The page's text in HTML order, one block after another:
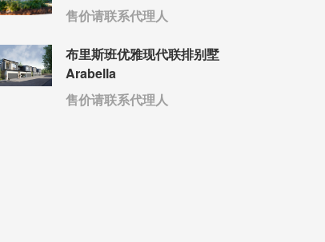
售价请联系代理人
布里斯班优雅现代联排别墅
Arabella
售价请联系代理人